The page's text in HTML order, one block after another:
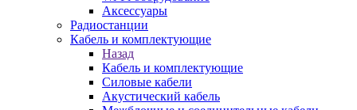
Аксессуары
Радиостанции
Кабель и комплектующие
Назад
Кабель и комплектующие
Силовые кабели
Акустический кабель